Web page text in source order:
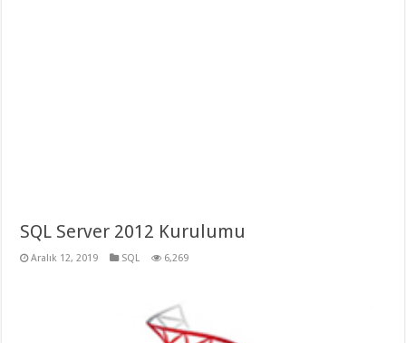
SQL Server 2012 Kurulumu
Aralık 12, 2019 SQL 6,269